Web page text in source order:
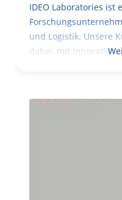
IDEO Laboratories ist
und Logistik. Unsere
dabei, mit